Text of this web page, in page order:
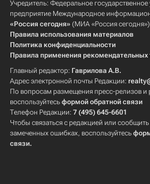
Учредитель: Федеральное государственное
предприятие Международное
«Россия сегодня» (МИА «Россия
Правила использования материалов
Политика конфиденциальности
Правила применения рекомендательных
Главный редактор: Гаврилова А.В.
Адрес электронной почты Редакции:
По вопросам размещения пресс-релизов и
воспользуйтесьформой обратной связи
Телефон Редакции: 7 (495) 645-6601
Чтобы связаться с редакцией или сообщить
замеченных ошибках, воспользуйтесь
связи.